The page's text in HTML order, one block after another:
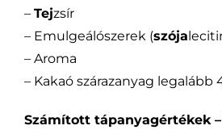
– Tejzsír
– Emulgeálószerek (szója
– Aroma
– Kakaó szárazanyag legalább
Számított tápanyagértékek –